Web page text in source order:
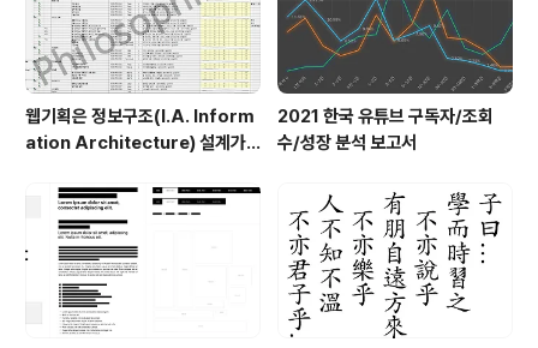
웹기획은 정보구조(I.A. Inform
ation Architecture) 설계가
2021 한국 유튜브 구독자/조회
수/성장 분석 보고서